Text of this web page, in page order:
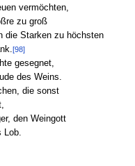
vermöchten,
zu groß
die Starken zu höchsten
[98]
gesegnet,
des Weins.
die sonst
den Weingott